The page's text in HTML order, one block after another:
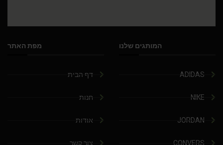
המותגים שלנו
ADIDAS
NIKE
JORDAN
CONVERS
מפת האתר
דף הבית
חנות
אודות
צור קשר